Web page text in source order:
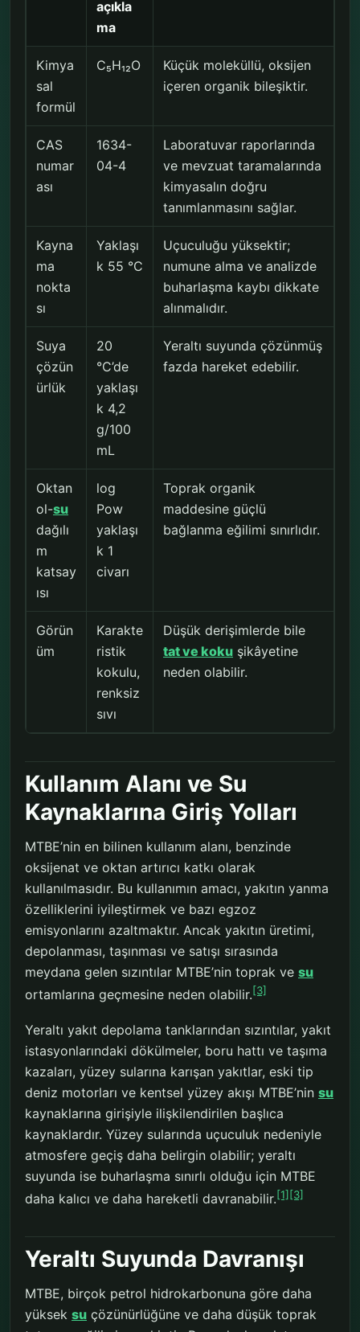
açıkla
ma
Kimya
sal
formül
C₅H₁₂O
Küçük moleküllü, oksijen
içeren organik bileşiktir.
CAS
numar
ası
1634-
04-4
Laboratuvar raporlarında
ve mevzuat taramalarında
kimyasalın doğru
tanımlanmasını sağlar.
Kayna
ma
nokta
sı
Yaklaşı
k 55 °C
Uçuculuğu yüksektir;
numune alma ve analizde
buharlaşma kaybı dikkate
alınmalıdır.
Suya
çözün
ürlük
20
°C’de
yaklaşı
k 4,2
g/100
mL
Yeraltı suyunda çözünmüş
fazda hareket edebilir.
Oktan
ol-su
dağılı
m
katsay
ısı
log
Pow
yaklaşı
k 1
civarı
Toprak organik
maddesine güçlü
bağlanma eğilimi sınırlıdır.
Görün
üm
Karakte
ristik
kokulu,
renksiz
sıvı
Düşük derişimlerde bile
tat ve koku şikâyetine
neden olabilir.
Kullanım Alanı ve Su
Kaynaklarına Giriş Yolları
MTBE’nin en bilinen kullanım alanı, benzinde
oksijenat ve oktan artırıcı katkı olarak
kullanılmasıdır. Bu kullanımın amacı, yakıtın yanma
özelliklerini iyileştirmek ve bazı egzoz
emisyonlarını azaltmaktır. Ancak yakıtın üretimi,
depolanması, taşınması ve satışı sırasında
meydana gelen sızıntılar MTBE’nin toprak ve su
ortamlarına geçmesine neden olabilir.[3]
Yeraltı yakıt depolama tanklarından sızıntılar, yakıt
istasyonlarındaki dökülmeler, boru hattı ve taşıma
kazaları, yüzey sularına karışan yakıtlar, eski tip
deniz motorları ve kentsel yüzey akışı MTBE’nin su
kaynaklarına girişiyle ilişkilendirilen başlıca
kaynaklardır. Yüzey sularında uçuculuk nedeniyle
atmosfere geçiş daha belirgin olabilir; yeraltı
suyunda ise buharlaşma sınırlı olduğu için MTBE
daha kalıcı ve daha hareketli davranabilir.[1] [3]
Yeraltı Suyunda Davranışı
MTBE, birçok petrol hidrokarbonuna göre daha
yüksek su çözünürlüğüne ve daha düşük toprak